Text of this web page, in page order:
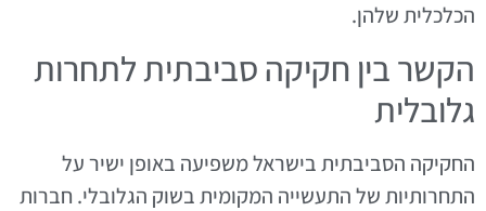
הכלכלית שלהן.
הקשר בין חקיקה סביבתית לתחרות
גלובלית
החקיקה הסביבתית בישראל משפיעה באופן ישיר על
התחרותיות של התעשייה המקומית בשוק הגלובלי. חברות